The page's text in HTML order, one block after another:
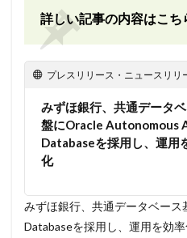
詳しい記事の内容はこち
プレスリリース・ニュースリリー
みずほ銀行、共通データ
盤にOracle Autonomous
Databaseを採用し、運用
化
みずほ銀行、共通データベー
Databaseを採用し、運用を効